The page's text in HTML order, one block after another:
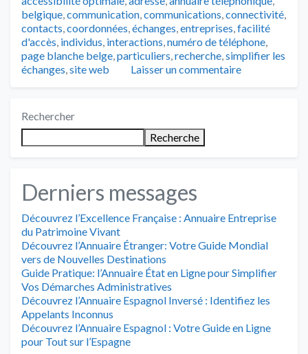
belgique,communication,communications,connectivité,
contacts,coordonnées,échanges,entreprises,facilité
d'accès, individus, interactions,numéro de téléphone,
page blanche belge,particuliers,recherche,simplifier les
échanges,site web Laisser un commentaire
Rechercher
Recherche
Derniers messages
Découvrez l’Excellence Française : Annuaire Entreprise
du Patrimoine Vivant
Découvrez l’Annuaire Étranger: Votre Guide Mondial
vers de Nouvelles Destinations
Guide Pratique: l’Annuaire État en Ligne pour Simplifier
Vos Démarches Administratives
Découvrez l’Annuaire Espagnol Inversé : Identifiez les
Appelants Inconnus
Découvrez l’Annuaire Espagnol : Votre Guide en Ligne
pour Tout sur l’Espagne